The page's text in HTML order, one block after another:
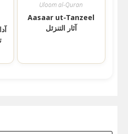
Uloom al-Quran
Aasaar ut-Tanzeel
آثار التنزئل